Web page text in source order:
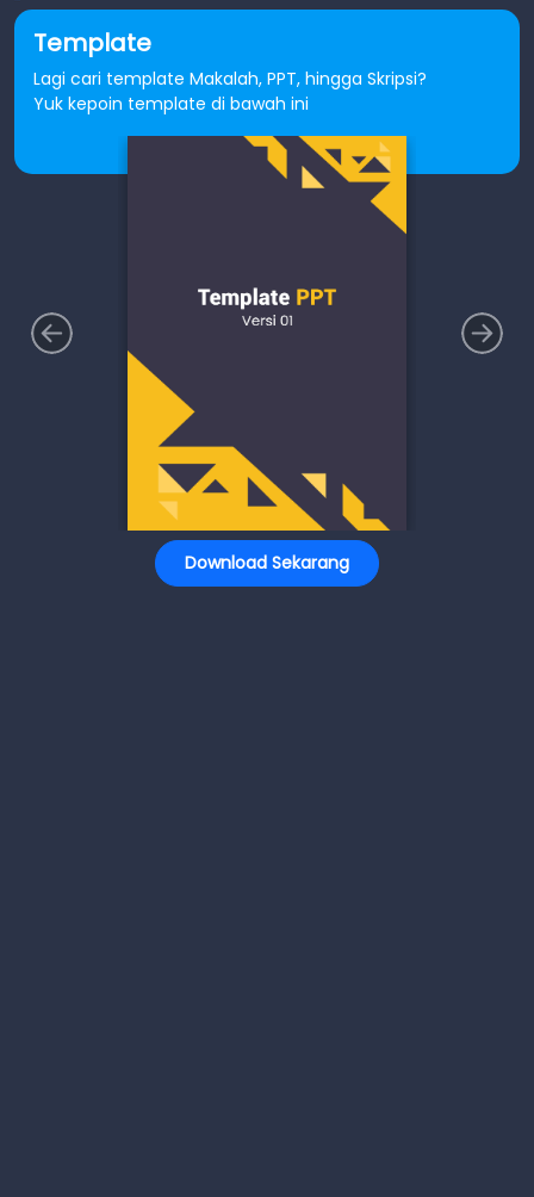
Template
Lagi cari template Makalah, PPT, hingga Skripsi?
Yuk kepoin template di bawah ini
Download Sekarang